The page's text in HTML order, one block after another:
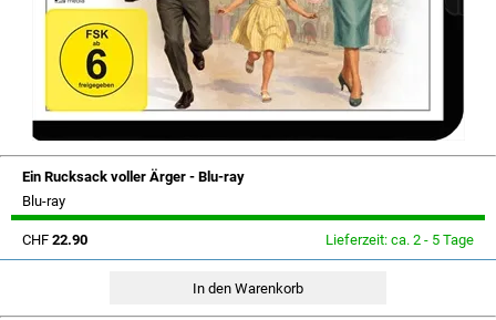
Ein Rucksack voller Ärger - Blu-ray
Blu-ray
CHF 22.90 Lieferzeit: ca. 2 - 5 Tage